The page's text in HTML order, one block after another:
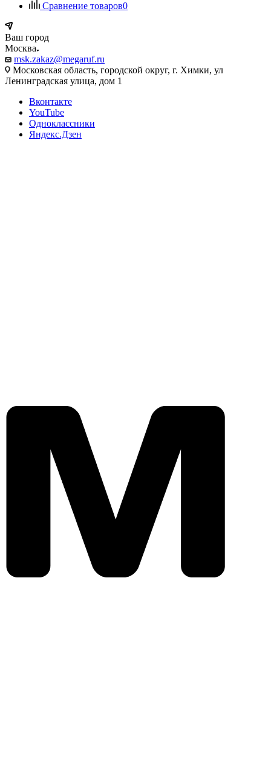
Сравнение товаров0
Ваш город
Москва
msk.zakaz@megaruf.ru
Московская область, городской округ, г. Химки, ул
Ленинградская улица, дом 1
Вконтакте
YouTube
Одноклассники
Яндекс.Дзен